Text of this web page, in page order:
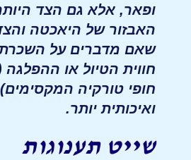
ופאר, אלא גם הצד
האבזור של היאכטה
שאם מדברים על השכרת
חווית הטיול או ההפלגה
חופי טורקיה
ואיכותית יותר.
שייט תענוגות